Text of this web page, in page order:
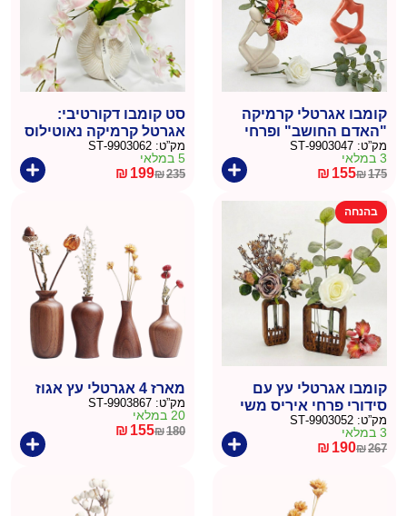
קומבו אגרטלי קרמיקה
"האדם החושב" ופרחי
איריס משי
מק”ט: 9903047-ST
3 במלאי
₪175
המחיר
המקורי
היה:
₪175.
₪ 155
המחיר
הנוכחי
הוא:
₪155.
סט קומבו דקורטיבי:
אגרטל קרמיקה נאוטילוס
ופרחי ליליה משי
מק”ט: 9903062-ST
5 במלאי
₪235
המחיר
₪ 199
המחיר
בהנחה
קומבו אגרטלי עץ עם
סידורי פרחי איריס משי
מק”ט: 9903052-ST
3 במלאי
₪267
המחיר
₪ 190
המחיר
מארז 4 אגרטלי עץ אגוז
מק”ט: 9903867-ST
20 במלאי
₪180
המחיר
₪ 155
המחיר